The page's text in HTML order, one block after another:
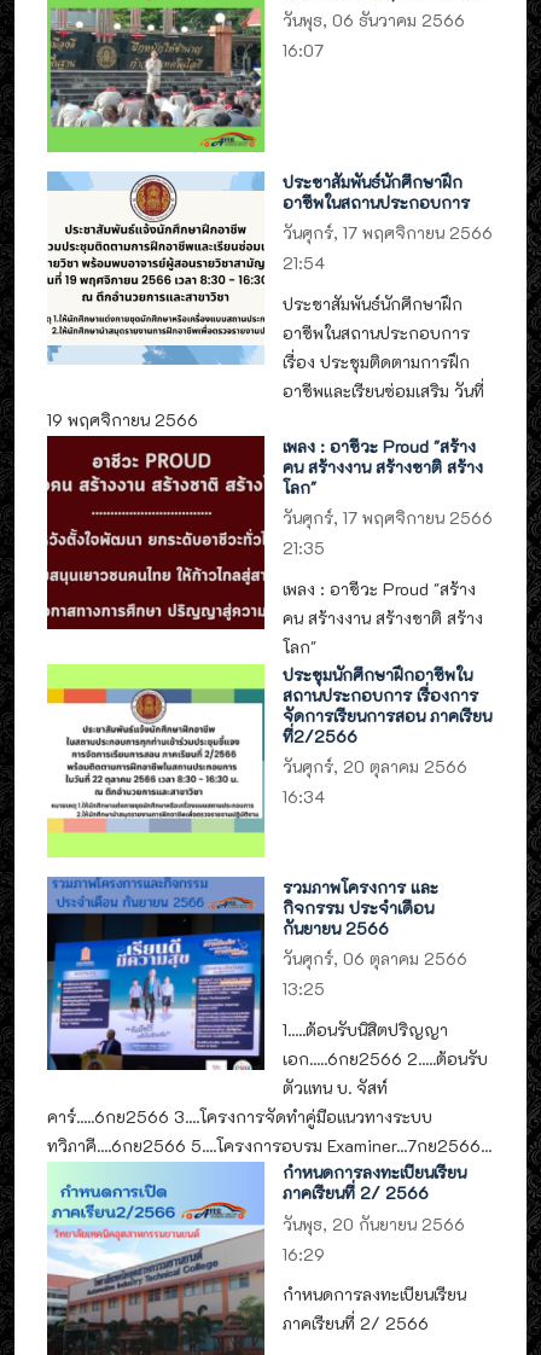
วันพุธ, 06 ธันวาคม 2566
16:07
ประชาสัมพันธ์นักศึกษาฝึก
อาชีพในสถานประกอบการ
วันศุกร์, 17 พฤศจิกายน 2566
21:54
ประชาสัมพันธ์นักศึกษาฝึก
อาชีพในสถานประกอบการ
เรื่อง ประชุมติดตามการฝึก
อาชีพและเรียนซ่อมเสริม วันที่
19 พฤศจิกายน 2566
เพลง : อาชีวะ Proud "สร้าง
คน สร้างงาน สร้างชาติ สร้าง
โลก"
วันศุกร์, 17 พฤศจิกายน 2566
21:35
เพลง : อาชีวะ Proud "สร้าง
คน สร้างงาน สร้างชาติ สร้าง
โลก"
ประชุมนักศึกษาฝึกอาชีพใน
สถานประกอบการ เรื่องการ
จัดการเรียนการสอน ภาคเรียน
ที่2/2566
วันศุกร์, 20 ตุลาคม 2566
16:34
รวมภาพโครงการ และ
กิจกรรม ประจำเดือน
กันยายน 2566
วันศุกร์, 06 ตุลาคม 2566
13:25
1.....ต้อนรับนิสิตปริญญา
เอก.....6กย2566 2.....ต้อนรับ
ตัวแทน บ. จัสท์
คาร์.....6กย2566 3....โครงการจัดทำคู่มือแนวทางระบบ
ทวิภาคี....6กย2566 5....โครงการอบรม Examiner...7กย2566...
กำหนดการลงทะเบียนเรียน
ภาคเรียนที่ 2/ 2566
วันพุธ, 20 กันยายน 2566
16:29
กำหนดการลงทะเบียนเรียน
ภาคเรียนที่ 2/ 2566